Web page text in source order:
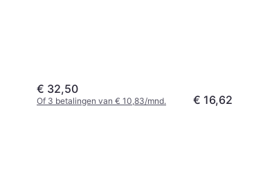
€ 32,50
Of 3 betalingen van € 10,83/mnd. € 16,62